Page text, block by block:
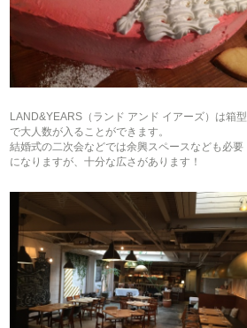
LAND&YEARS（ランド アンド イアーズ）は箱型
で大人数が入ることができます。
結婚式の二次会などでは余興スペースなども必要
になりますが、十分な広さがあります！